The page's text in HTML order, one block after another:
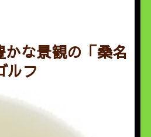
な景観の「桑名
ルフ